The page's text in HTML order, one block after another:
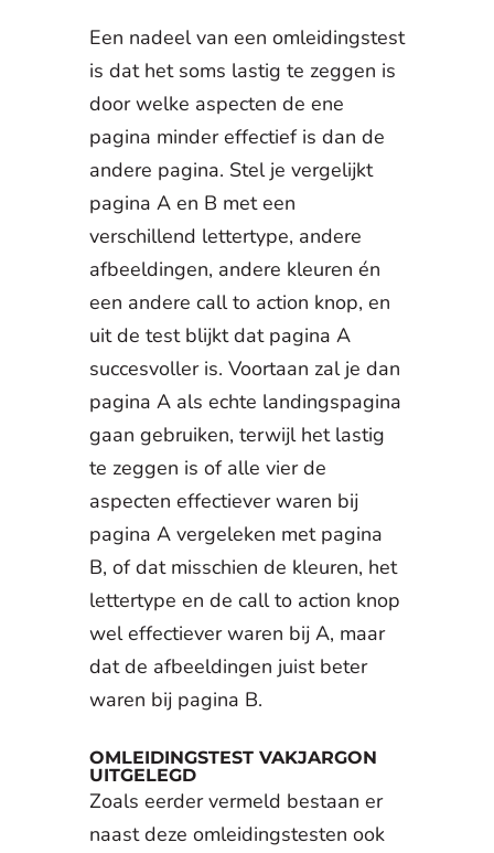
Een nadeel van een omleidingstest
is dat het soms lastig te zeggen is
door welke aspecten de ene
pagina minder effectief is dan de
andere pagina. Stel je vergelijkt
pagina A en B met een
verschillend lettertype, andere
afbeeldingen, andere kleuren én
een andere call to action knop, en
uit de test blijkt dat pagina A
succesvoller is. Voortaan zal je dan
pagina A als echte landingspagina
gaan gebruiken, terwijl het lastig
te zeggen is of alle vier de
aspecten effectiever waren bij
pagina A vergeleken met pagina
B, of dat misschien de kleuren, het
lettertype en de call to action knop
wel effectiever waren bij A, maar
dat de afbeeldingen juist beter
waren bij pagina B.
OMLEIDINGSTEST VAKJARGON
UITGELEGD
Zoals eerder vermeld bestaan er
naast deze omleidingstesten ook